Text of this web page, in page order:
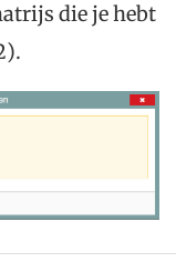
die je hebt